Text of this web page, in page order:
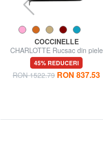
COCCINELLE
CHARLOTTE Rucsac din piele
45% REDUCERI
RON 1522.79 RON 837.53